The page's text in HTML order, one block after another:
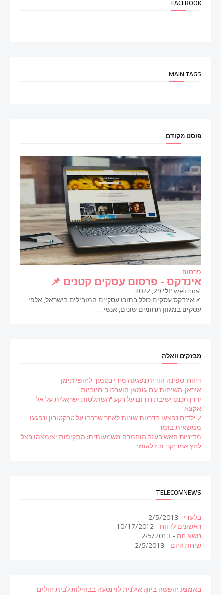
FACEBOOK
MAIN TAGS
פוסט מקודם
פרסום
אינדקס - פרסום עסקים קטנים 📌
web hostיולי 29, 2022
📌אינדקס עסקים כולל בתוכו עסקיים המובילים בישראל, אלפי
עסקים במגוון תחומים שונים, אנשי…
מבזקים וואלה
דיווח: ספינה הודית נפגעה מירי בסמוך לחופי תימן
איראן: השיחות עם עומאן הוערכו כ"חיוביות"
ירדן תכנס ישיבת חירום על רקע "השתלטות ישראלית על אל
אקצא"
2 ילדים נפצעו בדרגות שונות לאחר שרכבו על טרקטורון ונפגעו
ממשאית בזמר
מדיניות האש בעזה הוחמרה משמעותית: התקיפות יצומצמו בצל
לחץ אמריקני ובינלאומי
TELECOMNEWS
בלעדי- 2/5/2013
ראשונים לדווח- 10/17/2012
נושא חם- 2/5/2013
שיחת היום- 2/5/2013
באמצע חופשה ביוון: אילנית לוי נסעה בבהילות לבית חולים -